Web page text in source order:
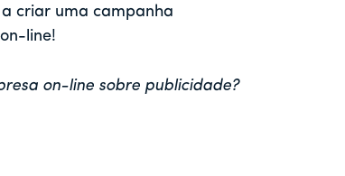
a criar uma campanha
line!
on-line sobre publicidade?